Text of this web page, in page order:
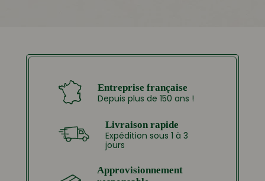
Entreprise française
Depuis plus de 150 ans !
Livraison rapide
Expédition sous 1 à 3
jours
Approvisionnement